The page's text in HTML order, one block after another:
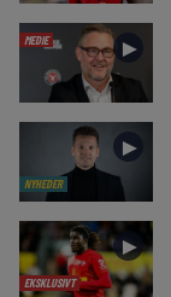
MEDIE ►
NYHEDER
►
EKSKLUSIVT
►